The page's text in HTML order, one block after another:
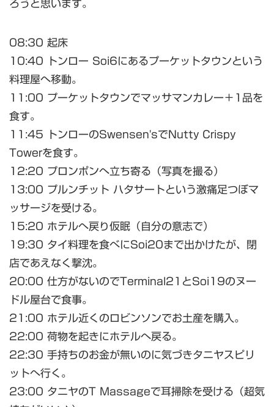
ろうと思います。
08:30 起床
10:40 トンロー Soi6にあるプーケットタウンという
料理屋へ移動。
11:00 プーケットタウンでマッサマンカレー＋1品を
食す。
11:45 トンローのSwensen'sでNutty Crispy
Towerを食す。
12:20 プロンポンへ立ち寄る（写真を撮る）
13:00 プルンチット ハタサートという激痛足つぼマ
ッサージを受ける。
15:20 ホテルへ戻り仮眠（自分の意志で）
19:30 タイ料理を食べにSoi20まで出かけたが、閉
店であえなく撃沈。
20:00 仕方がないのでTerminal21とSoi19のヌー
ドル屋台で食事。
21:00 ホテル近くのロビンソンでお土産を購入。
22:00 荷物を起きにホテルへ戻る。
22:30 手持ちのお金が無いのに気づきタニヤスピリ
ットへ行く。
23:00 タニヤのT Massageで耳掃除を受ける（超気